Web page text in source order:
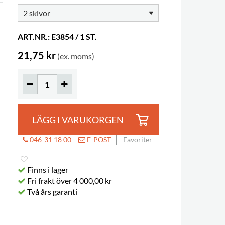
ART.NR.: E3854 / 1 ST.
21,75 kr (ex. moms)
LÄGG I VARUKORGEN
046-31 18 00 E-POST Favoriter
Finns i lager
Fri frakt över 4 000,00 kr
Två års garanti